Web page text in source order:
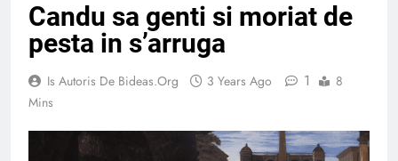
Candu sa genti si moriat de
pesta in s’arruga
Is Autoris De Bideas.org 3 Years Ago 1
8
Mins